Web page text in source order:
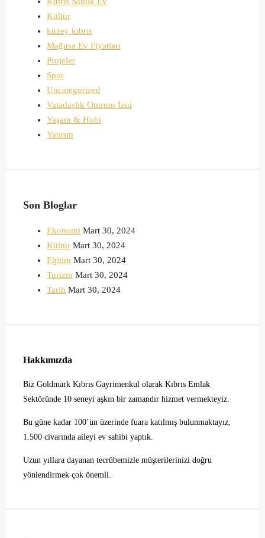
Kültür
kuzey kıbrıs
Mağusa Ev Fiyatları
Projeler
Spor
Uncategorized
Vatadaşlık Oturum İzni
Yaşam & Hobi
Yatırım
Son Bloglar
Ekonomi Mart 30, 2024
Kültür Mart 30, 2024
Eğitim Mart 30, 2024
Turizm Mart 30, 2024
Tarih Mart 30, 2024
Hakkımızda
Biz Goldmark Kıbrıs Gayrimenkul olarak Kıbrıs Emlak
Sektöründe 10 seneyi aşkın bir zamandır hizmet vermekteyiz.
Bu güne kadar 100’ün üzerinde fuara katılmış bulunmaktayız,
1.500 civarında aileyi ev sahibi yaptık.
Uzun yıllara dayanan tecrübemizle müşterilerinizi doğru
yönlendirmek çok önemli.